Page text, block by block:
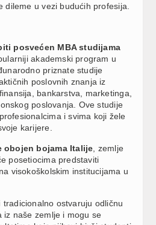
dileme u vezi budućih profesija.
posvećen MBA studijama
akademski program u
priznate studije
poslovnih znanja iz
bankarstva, marketinga,
poslovanja. Ove studije
i svima koji žele
karijere.
obojen bojama Italije , zemlje
posetiocima predstaviti
visokoškolskim institucijama u
tradicionalno ostvaruju odličnu
iz naše zemlje i mogu se